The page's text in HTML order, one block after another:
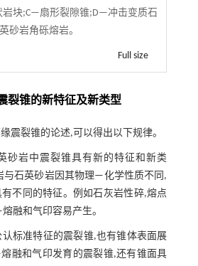
块;C—扇形裂隙锥;D—冲击变质石
英砂岩角砾熔岩。
Full size
裂锥的新特征及新类型
震裂锥的论述,可以得出以下规律。
砂岩中震裂锥具有新的特征和新类
与石英砂岩因其物理—化学性质不同,
不同的特征。例如石灰岩性碎,熔点
融和气印容易产生。
认标准特征的震裂锥,也有锥体表面展
融和气印发育的震裂锥,还有锥面具